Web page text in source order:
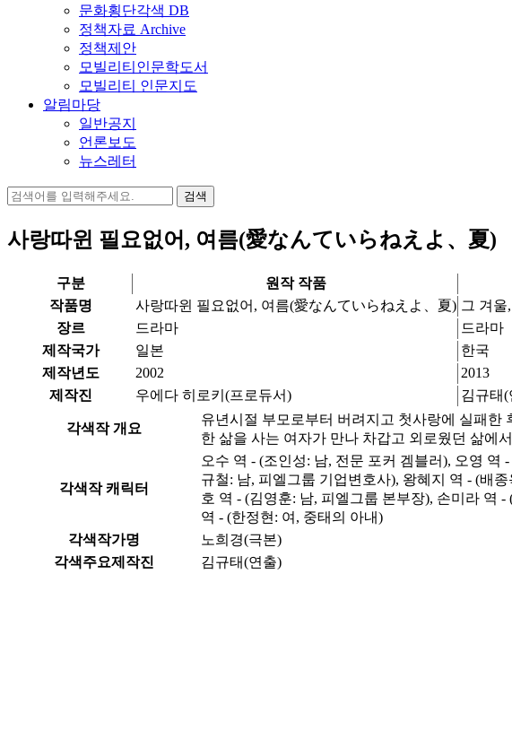
문화횡단각색 DB
정책자료 Archive
정책제안
모빌리티인문학도서
모빌리티 인문지도
알림마당
일반공지
언론보도
뉴스레터
검
사랑따윈 필요없어, 여름(愛なんていらねえよ、夏)
구분 원작 작품
작품명
사랑따윈 필요없어, 여름(愛なんていらねえよ、夏) 그 겨울
장르
드라마
드라마
제작국가
일본
한국
제작년도
2002
2013
제작진
우에다 히로키(프로듀서) 김규태(
각색작 개요
유년시절 부모로부터 버려지고 첫사랑에 실패한
한 삶을 사는 여자가 만나 차갑고 외로웠던 삶에
각색작 캐릭터
오수 역 - (조인성: 남, 전문 포커 겜블러), 오영 역
규철: 남, 피엘그룹 기업변호사), 왕혜지 역 - (배
호 역 - (김영훈: 남, 피엘그룹 본부장), 손미라 역
역 - (한정현: 여, 중태의 아내)
각색작가명
노희경(극본)
각색주요제작진
김규태(연출)